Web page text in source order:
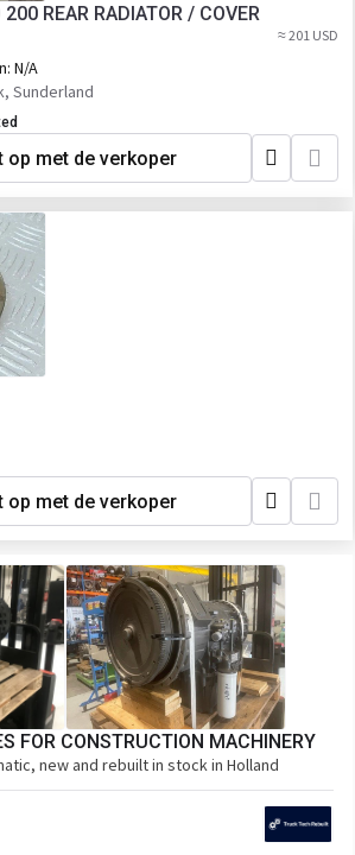
REAR RADIATOR / COVER
≈ 201 USD
N/A
Sunderland
op met de verkoper
op met de verkoper
FOR CONSTRUCTION MACHINERY
new and rebuilt in stock in Holland